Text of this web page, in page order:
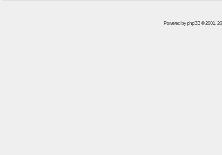
Powered byphpBB© 2001,